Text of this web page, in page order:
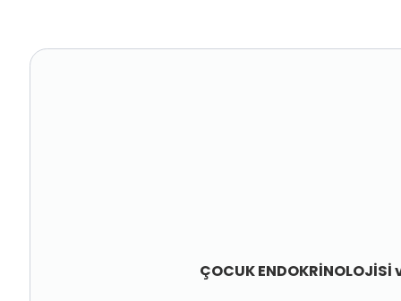
ÇOCUK ENDOKRİNOLOJİSİ